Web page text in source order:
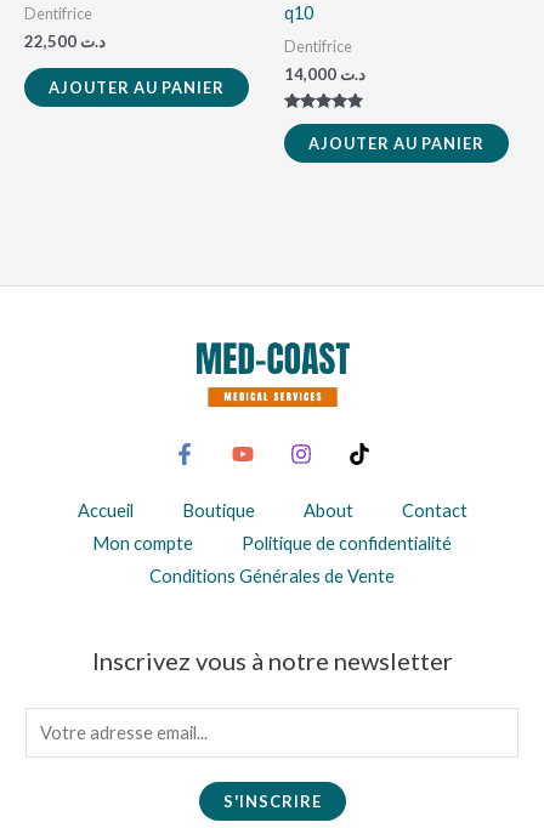
Dentifrice
د.ت
AJOUTER AU PANIER
q10
Dentifrice
د.ت
Note
5.00
sur 5AJOUTER AU PANIER
Accueil Boutique About
Contact
Mon compte
Politique de confidentialité
Conditions Générales de Vente
Inscrivez vous à notre newsletter
m
S'INSCRIRE